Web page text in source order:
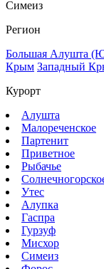
Симеиз
Регион
Большая Алушта
Крым Западный
Курорт
Алушта
Малореченское
Партенит
Приветное
Рыбачье
Утес
Алупка
Гаспра
Гурзуф
Мисхор
Симеиз